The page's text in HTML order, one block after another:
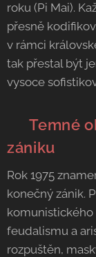
roku (Pi Mai).
přesně
v rámci
tak přestal být
vysoce
🌑 Temné
zániku
Rok 1975
konečný zánik.
feudalismu a
rozpuštěn,